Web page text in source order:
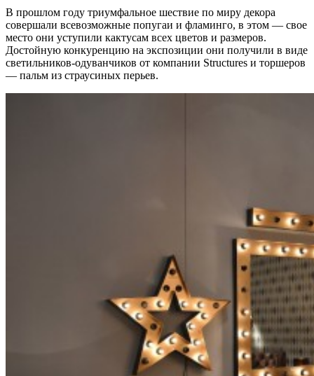
В прошлом году триумфальное шествие по миру декора
совершали всевозможные попугаи и фламинго, в этом — свое
место они уступили кактусам всех цветов и размеров.
Достойную конкуренцию на экспозиции они получили в виде
светильников-одуванчиков от компании Structures и торшеров
— пальм из страусиных перьев.